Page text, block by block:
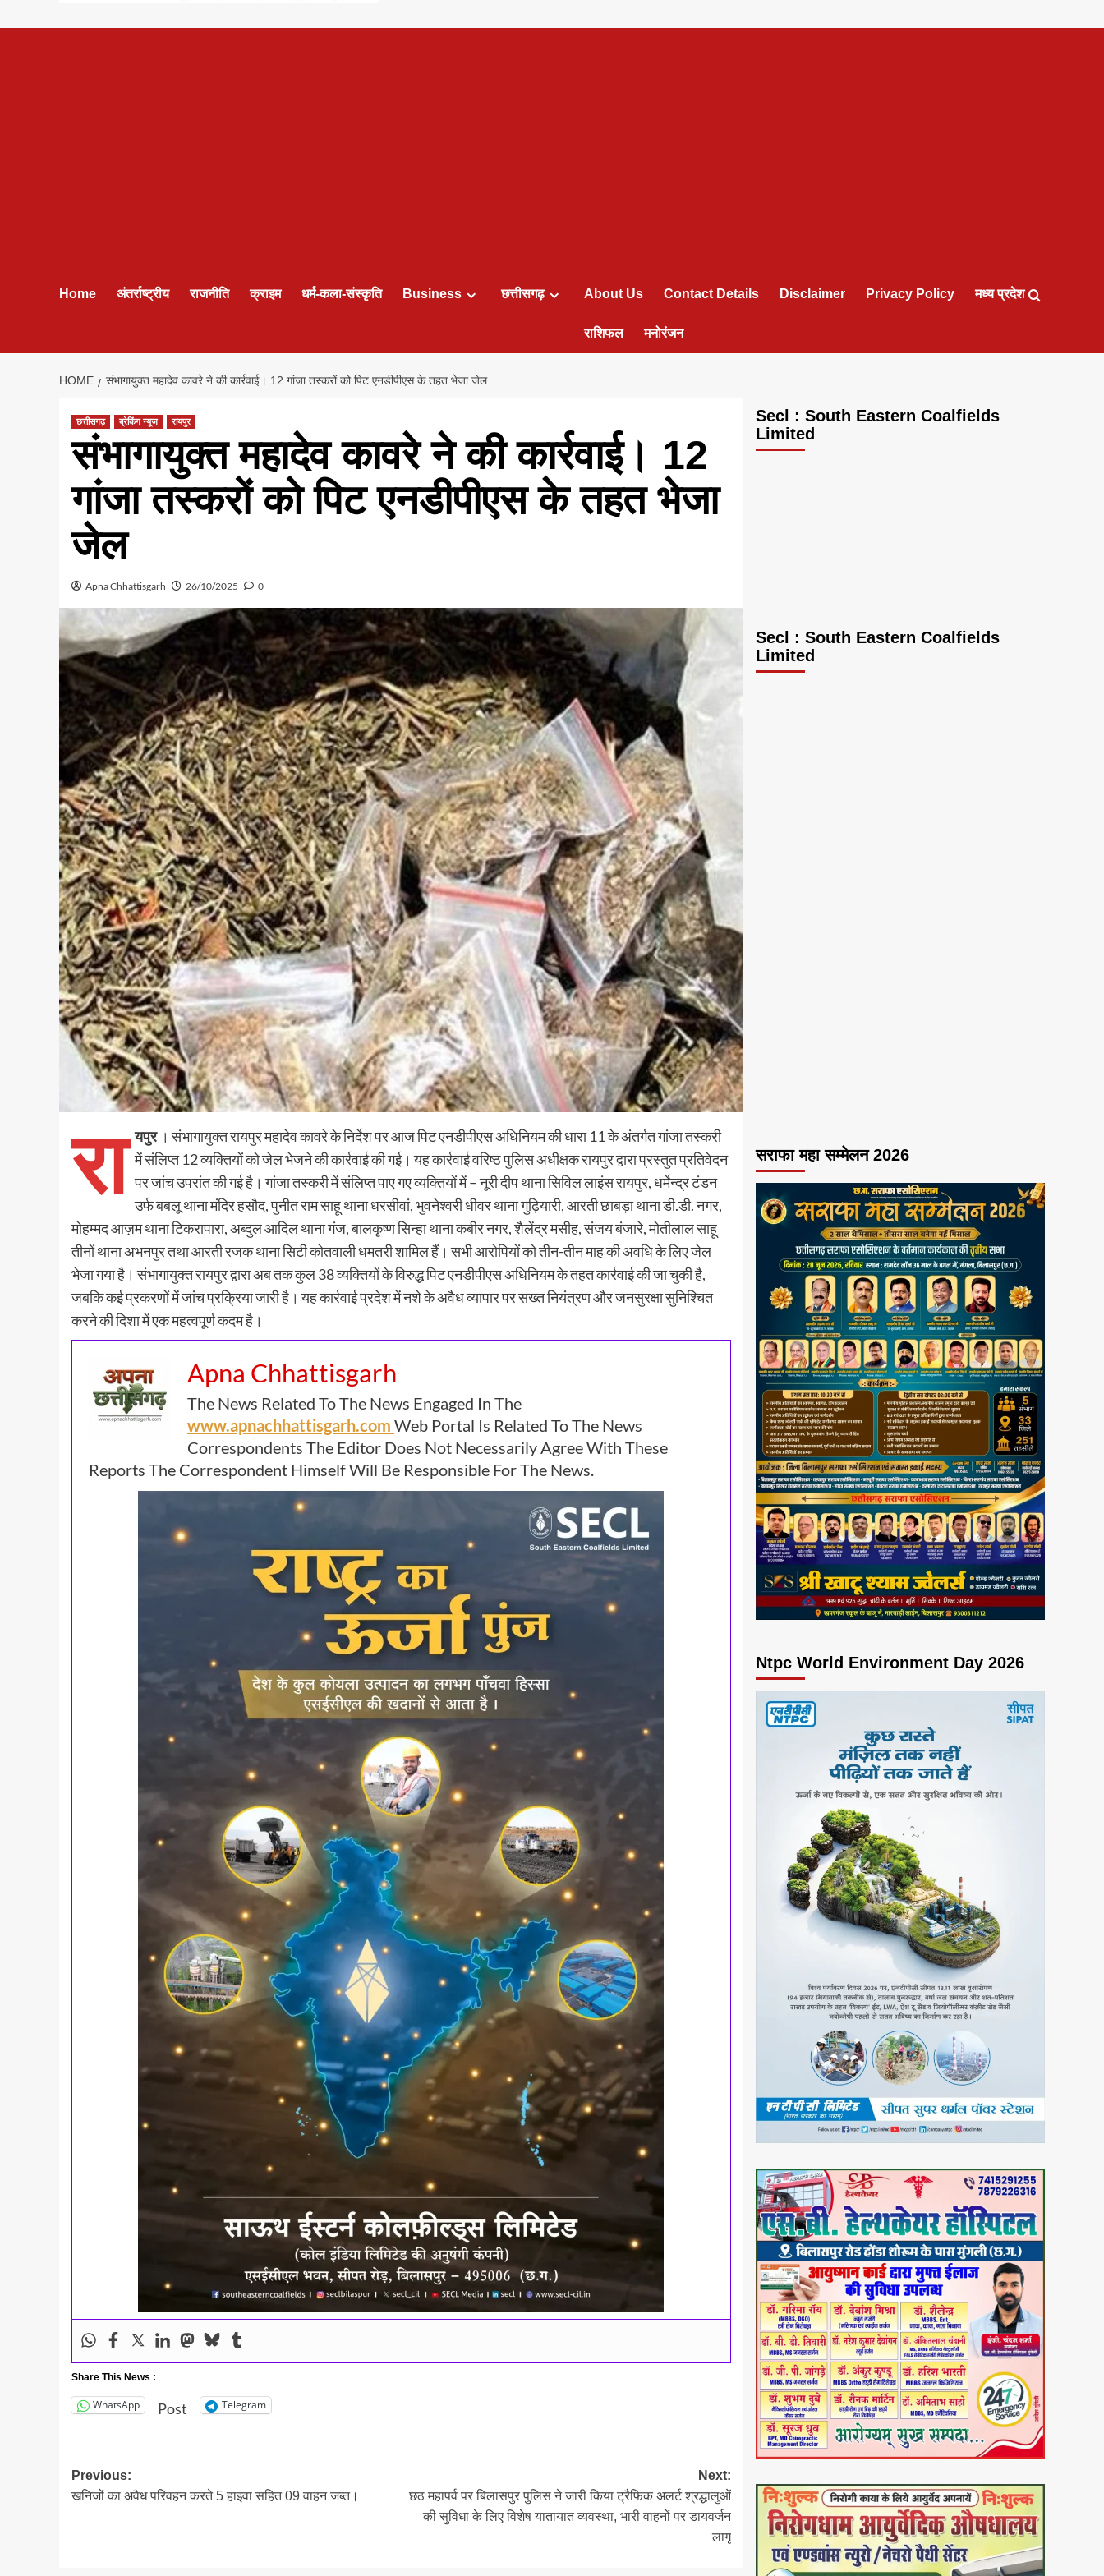
Home अंतर्राष्ट्रीय राजनीति क्राइम धर्म-कला-संस्कृति Business छत्तीसगढ़ About Us Contact Details Disclaimer Privacy Policy मध्य प्रदेश
राशिफल मनोरंजन
HOME संभागायुक्त महादेव कावरे ने की कार्रवाई। 12 गांजा तस्करों को पिट एनडीपीएस के तहत भेजा जेल
छत्तीसगढ़ ब्रेकिंग न्यूज रायपुर
संभागायुक्त महादेव कावरे ने की कार्रवाई। 12
गांजा तस्करों को पिट एनडीपीएस के तहत भेजा
जेल
Apna Chhattisgarh 26/10/2025 0
रा यपुर। संभागायुक्त रायपुर महादेव कावरे के निर्देश पर आज पिट एनडीपीएस अधिनियम की धारा 11 के अंतर्गत गांजा तस्करी
में संलिप्त 12 व्यक्तियों को जेल भेजने की कार्रवाई की गई। यह कार्रवाई वरिष्ठ पुलिस अधीक्षक रायपुर द्वारा प्रस्तुत प्रतिवेदन
पर जांच उपरांत की गई है। गांजा तस्करी में संलिप्त पाए गए व्यक्तियों में – नूरी दीप थाना सिविल लाइंस रायपुर, धर्मेन्द्र टंडन
उर्फ बबलू थाना मंदिर हसौद, पुनीत राम साहू थाना धरसीवां, भुवनेश्वरी धीवर थाना गुढ़ियारी, आरती छाबड़ा थाना डी.डी. नगर,
मोहम्मद आज़म थाना टिकरापारा, अब्दुल आदिल थाना गंज, बालकृष्ण सिन्हा थाना कबीर नगर, शैलेंद्र मसीह, संजय बंजारे, मोतीलाल साहू
तीनों थाना अभनपुर तथा आरती रजक थाना सिटी कोतवाली धमतरी शामिल हैं। सभी आरोपियों को तीन-तीन माह की अवधि के लिए जेल
भेजा गया है। संभागायुक्त रायपुर द्वारा अब तक कुल 38 व्यक्तियों के विरुद्ध पिट एनडीपीएस अधिनियम के तहत कार्रवाई की जा चुकी है,
जबकि कई प्रकरणों में जांच प्रक्रिया जारी है। यह कार्रवाई प्रदेश में नशे के अवैध व्यापार पर सख्त नियंत्रण और जनसुरक्षा सुनिश्चित
करने की दिशा में एक महत्वपूर्ण कदम है।
Apna Chhattisgarh
The News Related To The News Engaged In The
www.apnachhattisgarh.com Web Portal Is Related To The News
Correspondents The Editor Does Not Necessarily Agree With These
Reports The Correspondent Himself Will Be Responsible For The News.
Share This News :
WhatsApp Post Telegram
Post
navigation
Previous:
खनिजों का अवैध परिवहन करते 5 हाइवा सहित 09 वाहन जब्त।
Next:
छठ महापर्व पर बिलासपुर पुलिस ने जारी किया ट्रैफिक अलर्ट श्रद्धालुओं
की सुविधा के लिए विशेष यातायात व्यवस्था, भारी वाहनों पर डायवर्जन
लागू
Secl : South Eastern Coalfields
Limited
Secl : South Eastern Coalfields
Limited
सराफा महा सम्मेलन 2026
Ntpc World Environment Day 2026